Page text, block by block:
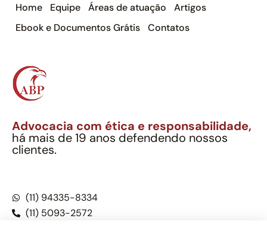
Home Equipe Áreas de atuação
Artigos
Ebook e Documentos Grátis
Contatos
Advocacia com ética e responsabilidade,
há mais de 19 anos defendendo nossos
clientes.
(11) 94335-8334
(11) 5093-2572